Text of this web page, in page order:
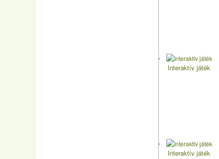
Interaktív játék
Interaktív játék